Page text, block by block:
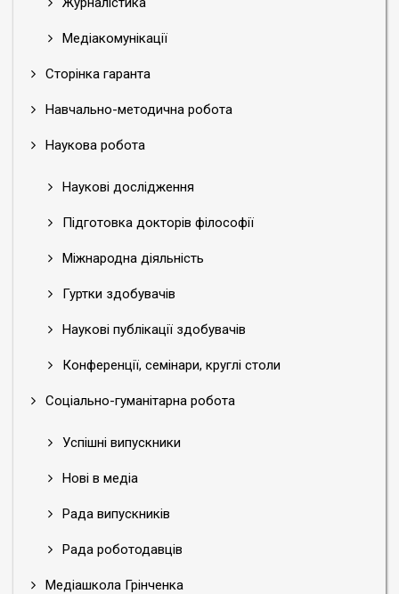
Медіакомунікації
Сторінка гаранта
Навчально-методична робота
Наукова робота
Наукові дослідження
Підготовка докторів філософії
Міжнародна діяльність
Гуртки здобувачів
Наукові публікації здобувачів
Конференції, семінари, круглі столи
Соціально-гуманітарна робота
Успішні випускники
Нові в медіа
Рада випускників
Рада роботодавців
Медіашкола Грінченка